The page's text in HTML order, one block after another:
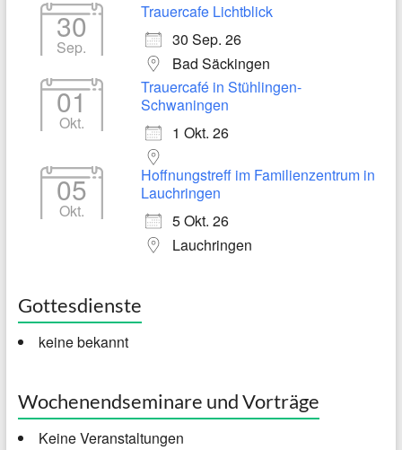
30
Sep.
Trauercafe Lichtblick
30 Sep. 26
Bad Säckingen
01
Okt.
Trauercafé in Stühlingen-
Schwaningen
1 Okt. 26
05
Okt.
Hoffnungstreff im Familienzentrum in
Lauchringen
5 Okt. 26
Lauchringen
Gottesdienste
keine bekannt
Wochenendseminare und Vorträge
Keine Veranstaltungen